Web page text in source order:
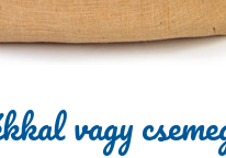
vagy